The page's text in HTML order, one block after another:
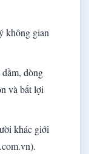
không gian
dòng
và bất lợi
khác giới